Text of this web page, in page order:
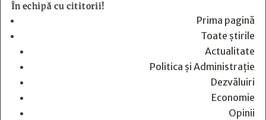
În echipă cu cititorii!
Prima pagină
Toate știrile
Actualitate
Politica și Administrație
Dezvăluiri
Economie
Opinii